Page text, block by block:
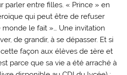
parler entre filles. « Prince » en
qui peut être de refuser
monde le fait »… Une invitation
de grandir, à se dépasser. Et si
façon aux élèves de 1ère et
parce que sa vie a été arraché à